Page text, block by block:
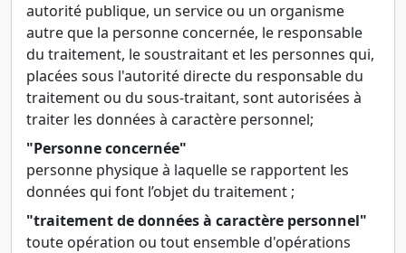
autorité publique, un service ou un organisme
autre que la personne concernée, le responsable
du traitement, le soustraitant et les personnes qui,
placées sous l'autorité directe du responsable du
traitement ou du sous-traitant, sont autorisées à
traiter les données à caractère personnel;
"Personne concernée"
personne physique à laquelle se rapportent les
données qui font l’objet du traitement ;
"traitement de données à caractère personnel"
toute opération ou tout ensemble d'opérations